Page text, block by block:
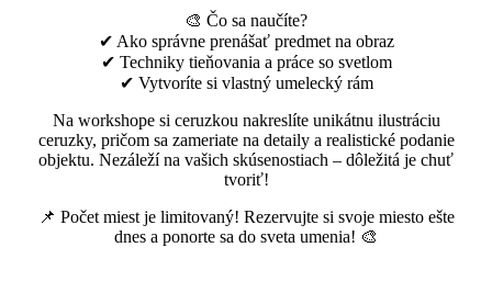
🎨 Čo sa naučíte?
✔ Ako správne prenášať predmet na obraz
✔ Techniky tieňovania a práce so svetlom
✔ Vytvoríte si vlastný umelecký rám
Na workshope si ceruzkou nakreslíte unikátnu ilustráciu
ceruzky, pričom sa zameriate na detaily a realistické podanie
objektu. Nezáleží na vašich skúsenostiach – dôležitá je chuť
tvoriť!
📌 Počet miest je limitovaný! Rezervujte si svoje miesto ešte
dnes a ponorte sa do sveta umenia! 🎨